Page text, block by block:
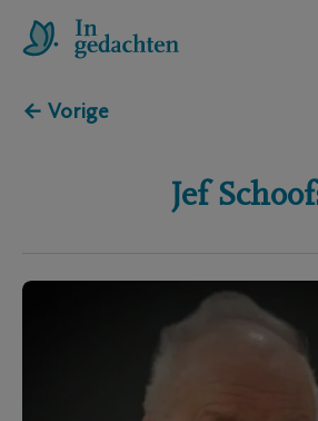
← Vorige
Jef